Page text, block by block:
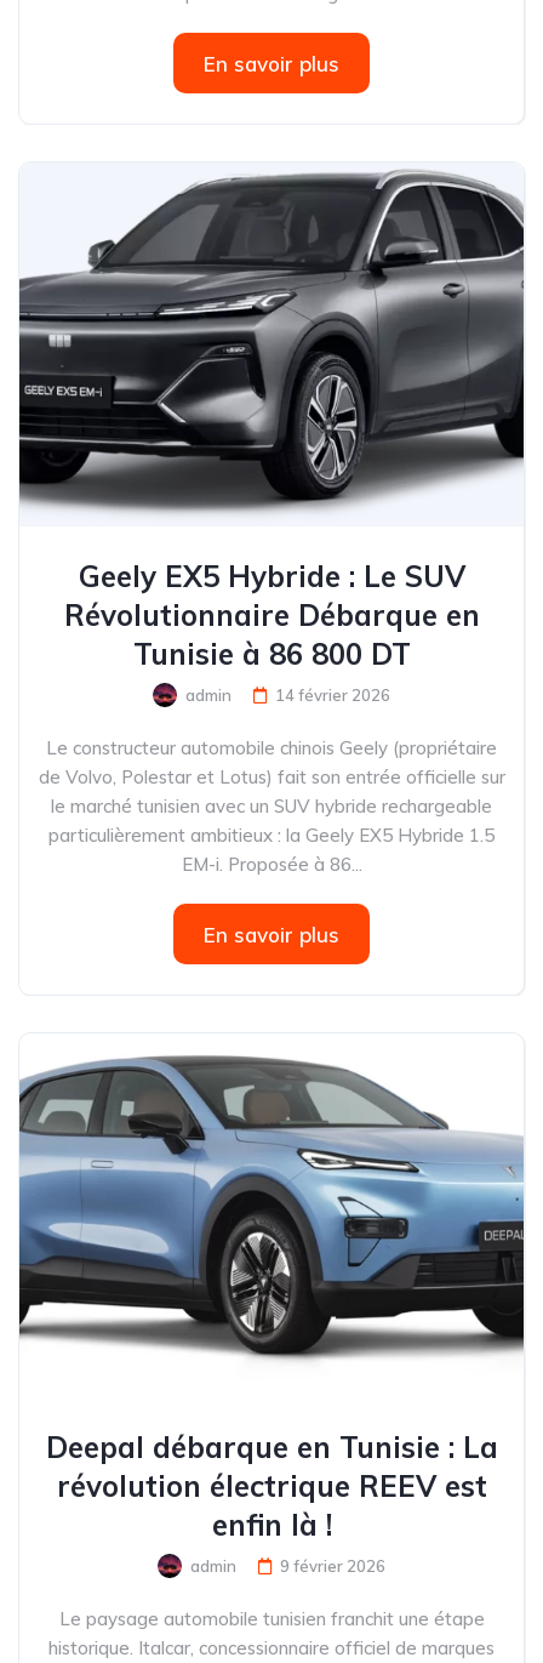
En savoir plus
Geely EX5 Hybride : Le SUV
Révolutionnaire Débarque en
Tunisie à 86 800 DT
admin 14 février 2026
Le constructeur automobile chinois Geely (propriétaire
de Volvo, Polestar et Lotus) fait son entrée officielle sur
le marché tunisien avec un SUV hybride rechargeable
particulièrement ambitieux : la Geely EX5 Hybride 1.5
EM-i. Proposée à 86...
En savoir plus
Deepal débarque en Tunisie : La
révolution électrique REEV est
enfin là !
admin 9 février 2026
Le paysage automobile tunisien franchit une étape
historique. Italcar, concessionnaire officiel de marques